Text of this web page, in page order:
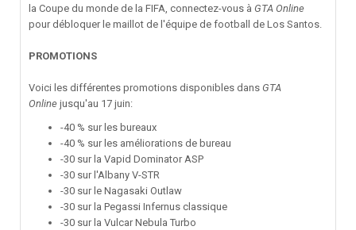
la Coupe du monde de la FIFA, connectez-vous à GTA Online
pour débloquer le maillot de l'équipe de football de Los Santos.
PROMOTIONS
Voici les différentes promotions disponibles dans GTA
Online jusqu'au 17 juin:
-40 % sur les bureaux
-40 % sur les améliorations de bureau
-30 sur la Vapid Dominator ASP
-30 sur l'Albany V-STR
-30 sur le Nagasaki Outlaw
-30 sur la Pegassi Infernus classique
-30 sur la Vulcar Nebula Turbo